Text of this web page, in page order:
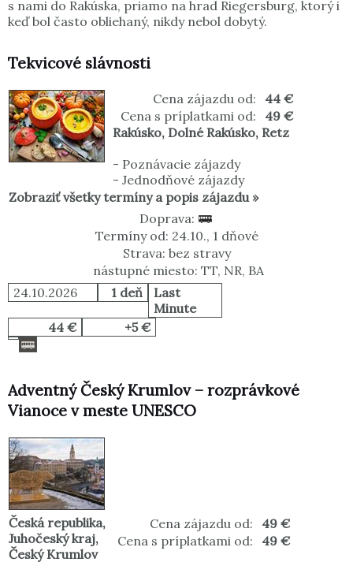
s nami do Rakúska, priamo na hrad Riegersburg, ktorý i
keď bol často obliehaný, nikdy nebol dobytý.
Tekvicové slávnosti
Cena zájazdu od:
44 €
Cena s príplatkami od:
49 €
Rakúsko, Dolné Rakúsko, Retz
- Poznávacie zájazdy
- Jednodňové zájazdy
Zobraziť všetky termíny a popis zájazdu »
Doprava:
Termíny od: 24.10., 1 dňové
Strava: bez stravy
nástupné miesto: TT, NR, BA
24.10.2026
1 deň
Last
Minute
44 €
+5 €
Adventný Český Krumlov – rozprávkové
Vianoce v meste UNESCO
Cena zájazdu od:
49 €
Cena s príplatkami od:
49 €
Česká republika,
Juhočeský kraj,
Český Krumlov